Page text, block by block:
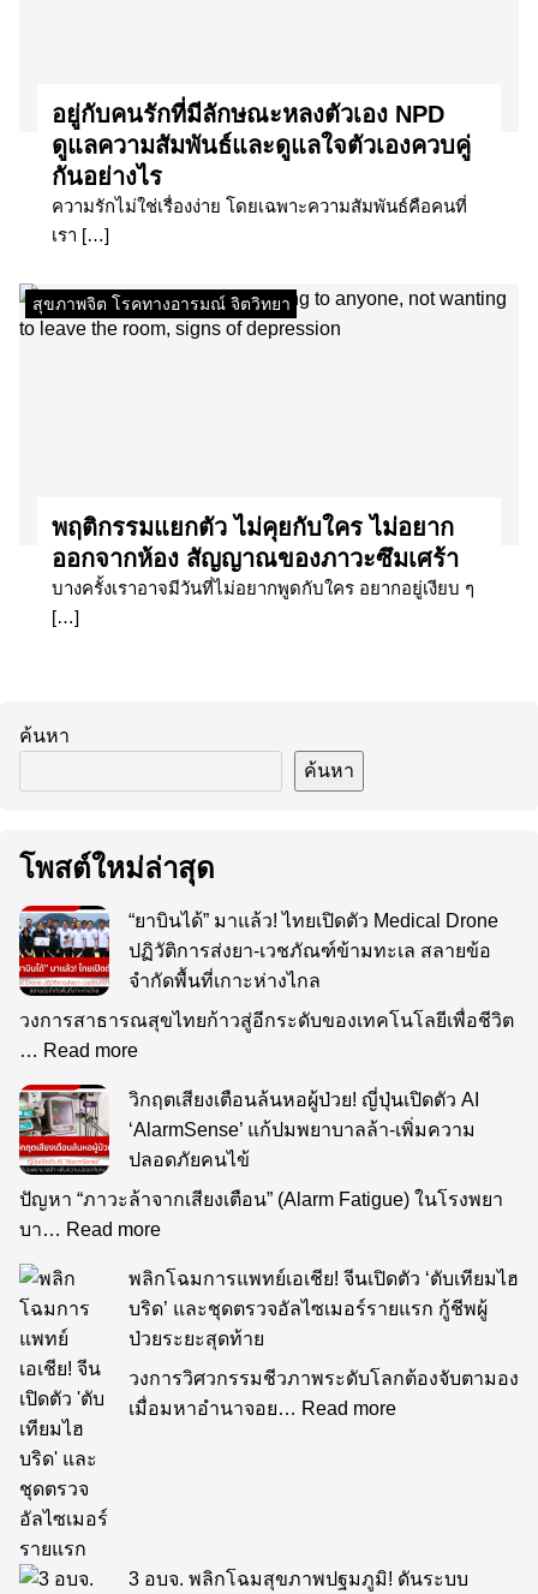
อยู่กับคนรักที่มีลักษณะหลงตัวเอง NPD
ดูแลความสัมพันธ์และดูแลใจตัวเองควบคู่
กันอย่างไร
ความรักไม่ใช่เรื่องง่าย โดยเฉพาะความสัมพันธ์คือคนที่
เรา […]
สุขภาพจิต โรคทางอารมณ์ จิตวิทยา
พฤติกรรมแยกตัว ไม่คุยกับใคร ไม่อยาก
ออกจากห้อง สัญญาณของภาวะซึมเศร้า
บางครั้งเราอาจมีวันที่ไม่อยากพูดกับใคร อยากอยู่เงียบ ๆ
[…]
ค้นหา
ค้นหา
โพสต์ใหม่ล่าสุด
“ยาบินได้” มาแล้ว! ไทยเปิดตัว Medical Drone
ปฏิวัติการส่งยา-เวชภัณฑ์ข้ามทะเล สลายข้อ
จำกัดพื้นที่เกาะห่างไกล
วงการสาธารณสุขไทยก้าวสู่อีกระดับของเทคโนโลยีเพื่อชีวิต
… Read more
วิกฤตเสียงเตือนล้นหอผู้ป่วย! ญี่ปุ่นเปิดตัว AI
‘AlarmSense’ แก้ปมพยาบาลล้า-เพิ่มความ
ปลอดภัยคนไข้
ปัญหา “ภาวะล้าจากเสียงเตือน” (Alarm Fatigue) ในโรงพยา
บา… Read more
พลิกโฉมการแพทย์เอเชีย! จีนเปิดตัว ‘ตับเทียมไฮ
บริด’ และชุดตรวจอัลไซเมอร์รายแรก กู้ชีพผู้
ป่วยระยะสุดท้าย
วงการวิศวกรรมชีวภาพระดับโลกต้องจับตามอง
เมื่อมหาอำนาจอย… Read more
3 อบจ. พลิกโฉมสุขภาพปฐมภูมิ! ดันระบบ